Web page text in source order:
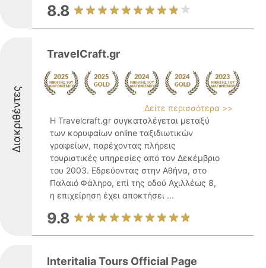
8.8
Διακριθέντες
TravelCraft.gr
Δείτε περισσότερα >>
Η Travelcraft.gr συγκαταλέγεται μεταξύ
των κορυφαίων online ταξιδιωτικών
γραφείων, παρέχοντας πλήρεις
τουριστικές υπηρεσίες από τον Δεκέμβριο
του 2003. Εδρεύοντας στην Αθήνα, στο
Παλαιό Φάληρο, επί της οδού Αχιλλέως 8,
η επιχείρηση έχει αποκτήσει ...
9.8
Interitalia Tours Official Page